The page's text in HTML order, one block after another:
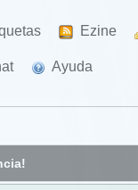
Ezine
Ayuda